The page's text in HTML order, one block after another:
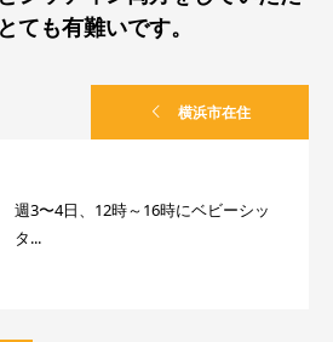
ても有難いです。
横浜市在住
週3〜4日、12時～16時にベビーシッ
タ...